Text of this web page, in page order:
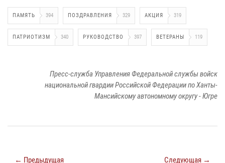
ПАМЯТЬ 394 ПОЗДРАВЛЕНИЯ 329 АКЦИЯ 319
ПАТРИОТИЗМ 340 РУКОВОДСТВО 397 ВЕТЕРАНЫ 119
Пресс-служба Управления Федеральной службы войск
национальной гвардии Российской Федерации по Ханты-
Мансийскому автономному округу - Югре
← Предыдущая Следующая →